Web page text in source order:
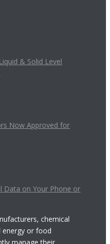
& Solid Level
Now Approved for
Data on Your Phone or
chemical
energy or food